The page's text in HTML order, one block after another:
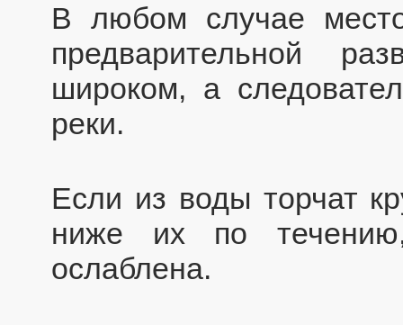
В любом случае
предварительной
широком, а
реки.
Если из воды торчат
ниже их по
ослаблена.